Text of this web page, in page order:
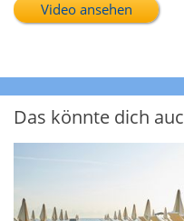
Video ansehen
Das könnte dich